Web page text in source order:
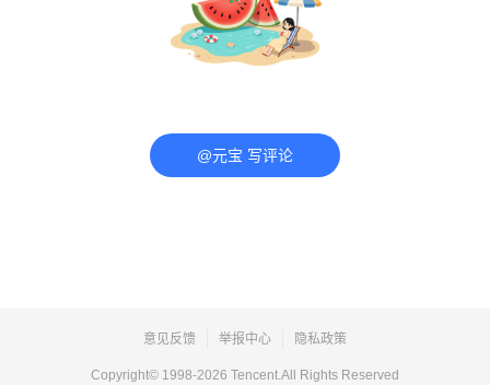
@元宝 写评论
意见反馈 举报中心 隐私政策
Copyright© 1998-2026 Tencent.All Rights Reserved